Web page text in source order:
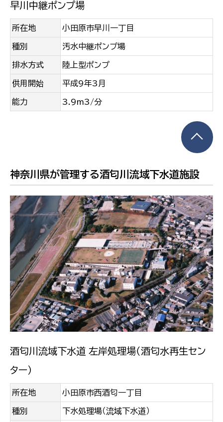
早川中継ポンプ場
所在地 小田原市早川一丁目
種別 汚水中継ポンプ場
排水方式 陸上型ポンプ
供用開始 平成9年3月
能力 3.9m3/分
神奈川県が管理する酒匂川流域下水道施設
酒匂川流域下水道 左岸処理場（酒匂水再生セン
ター）
所在地 小田原市西酒匂一丁目
種別 下水処理場（流域下水道）